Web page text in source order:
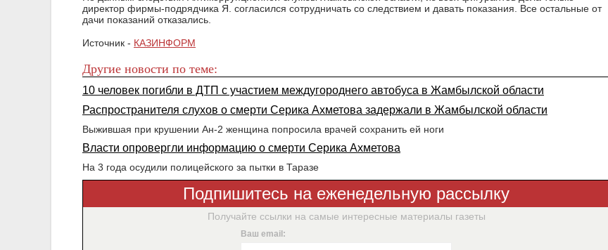
директор фирмы-подрядчика Я. согласился сотрудничать со следствием и давать показания. Все остальные от
дачи показаний отказались.
Источник - КАЗИНФОРМ
Другие новости по теме:
10 человек погибли в ДТП с участием междугороднего автобуса в Жамбылской области
Распространителя слухов о смерти Серика Ахметова задержали в Жамбылской области
Выжившая при крушении Ан-2 женщина попросила врачей сохранить ей ноги
Власти опровергли информацию о смерти Серика Ахметова
На 3 года осудили полицейского за пытки в Таразе
Подпишитесь на еженедельную рассылку
Получайте ссылки на самые интересные материалы газеты
Ваш email:
путешественников